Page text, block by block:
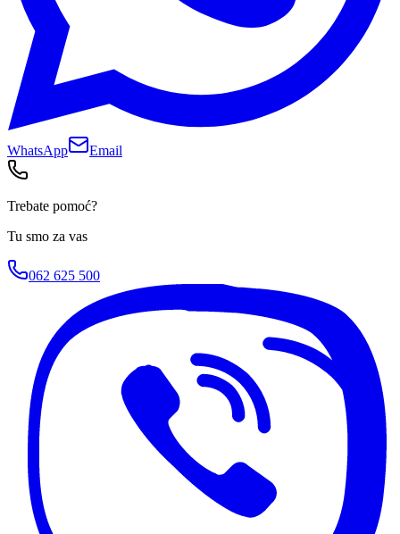
WhatsApp Email
Trebate pomoć?
Tu smo za vas
062 625 500